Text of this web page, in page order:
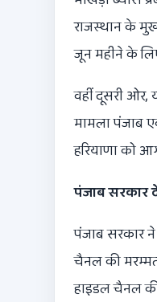
राजस्थान के
जून महीने के
वहीं दूसरी ओर,
मामला पंजाब
हरियाणा को
पंजाब सरकार
पंजाब सरकार
चैनल की
हाइडल चैनल